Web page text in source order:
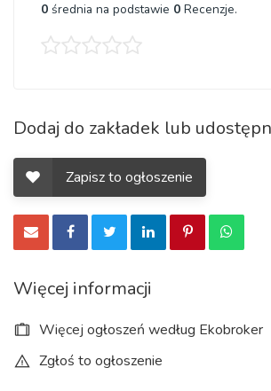
0 średnia na podstawie 0 Recenzje.
Dodaj do zakładek lub
Zapisz to ogłoszenie
Więcej informacji
Więcej ogłoszeń według Ekobroker
Zgłoś to ogłoszenie